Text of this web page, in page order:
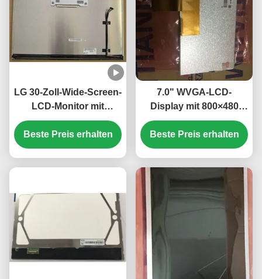
LG 30-Zoll-Wide-Screen-
LCD-Monitor mit
2560*1600 Auflösung
und 350cd/m2 Helligkeit
Beste Preis erhalten
7.0" WVGA-LCD-
Display mit 800×480
Auflösung und 350
cd/m2 Helligkeit TFT-
LCD-Panel
Beste Preis erhalten